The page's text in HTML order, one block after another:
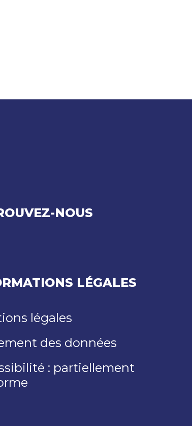
NOUS
LÉGALES
légales
des données
: partiellement